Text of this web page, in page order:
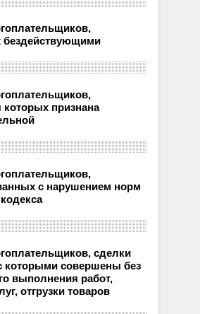
бездействующими
которых признана
с нарушением норм
сделки
которыми совершены без
выполнения работ,
отгрузки товаров